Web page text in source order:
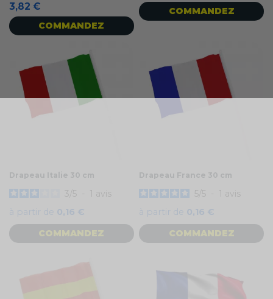
3,82 €
COMMANDEZ
COMMANDEZ
Drapeau Italie 30 cm
3 5 - 1 avis
à partir de 0,16 €
COMMANDEZ
Drapeau France 30 cm
5 5 - 1 avis
à partir de 0,16 €
COMMANDEZ